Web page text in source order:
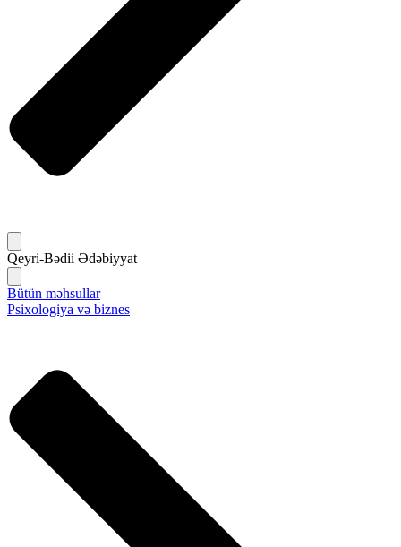
Qeyri-Bədii Ədəbiyyat
Bütün məhsullar
Psixologiya və biznes